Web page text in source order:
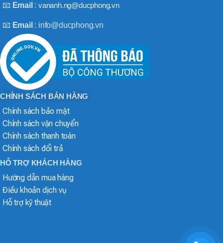
📧 Email :vananh.ng@ducphong.vn
📧 Email : info@ducphong.vn
CHÍNH SÁCH BÁN HÀNG
Chính sách bảo mật
Chính sách vận chuyển
Chính sách thanh toán
Chính sách đổi trả
HỖ TRỢ KHÁCH HÀNG
Hướng dẫn mua hàng
Điều khoản dịch vụ
Hỗ trợ kỹ thuật